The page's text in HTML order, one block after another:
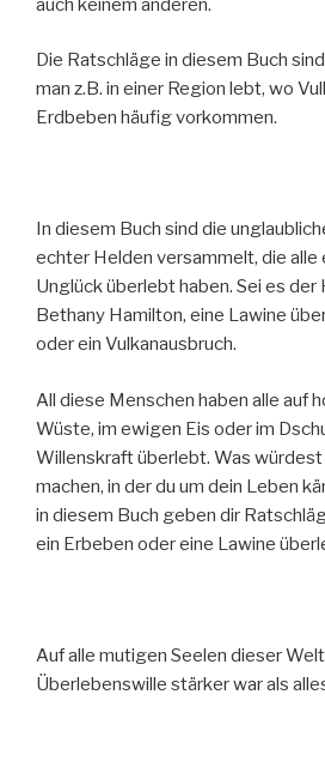
auch keinem anderen.
Die Ratschläge in diesem Buch
man z.B. in einer Region lebt, wo
Erdbeben häufig vorkommen.
In diesem Buch sind die
echter Helden versammelt, die alle
Unglück überlebt haben. Sei es der
Bethany Hamilton, eine Lawine
oder ein Vulkanausbruch.
All diese Menschen haben alle auf
Wüste, im ewigen Eis oder im
Willenskraft überlebt. Was würdest
machen, in der du um dein Leben
in diesem Buch geben dir
ein Erbeben oder eine Lawine
Auf alle mutigen Seelen dieser
Überlebenswille stärker war als